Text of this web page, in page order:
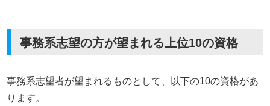
事務系志望の方が望まれる上位10の資格
事務系志望者が望まれるものとして、以下の10の資格があ
ります。